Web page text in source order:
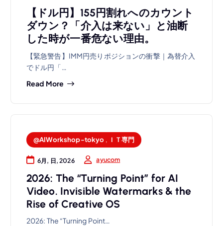
【ドル円】155円割れへのカウント
ダウン？「介入は来ない」と油断
した時が一番危ない理由。
【緊急警告】IMM円売りポジションの衝撃｜為替介入
でドル円「…
Read More
@AIWorkshop-tokyo , ＩＴ専門
6月, 日, 2026 ayucom
2026: The “Turning Point” for AI
Video. Invisible Watermarks & the
Rise of Creative OS
2026: The “Turning Point…